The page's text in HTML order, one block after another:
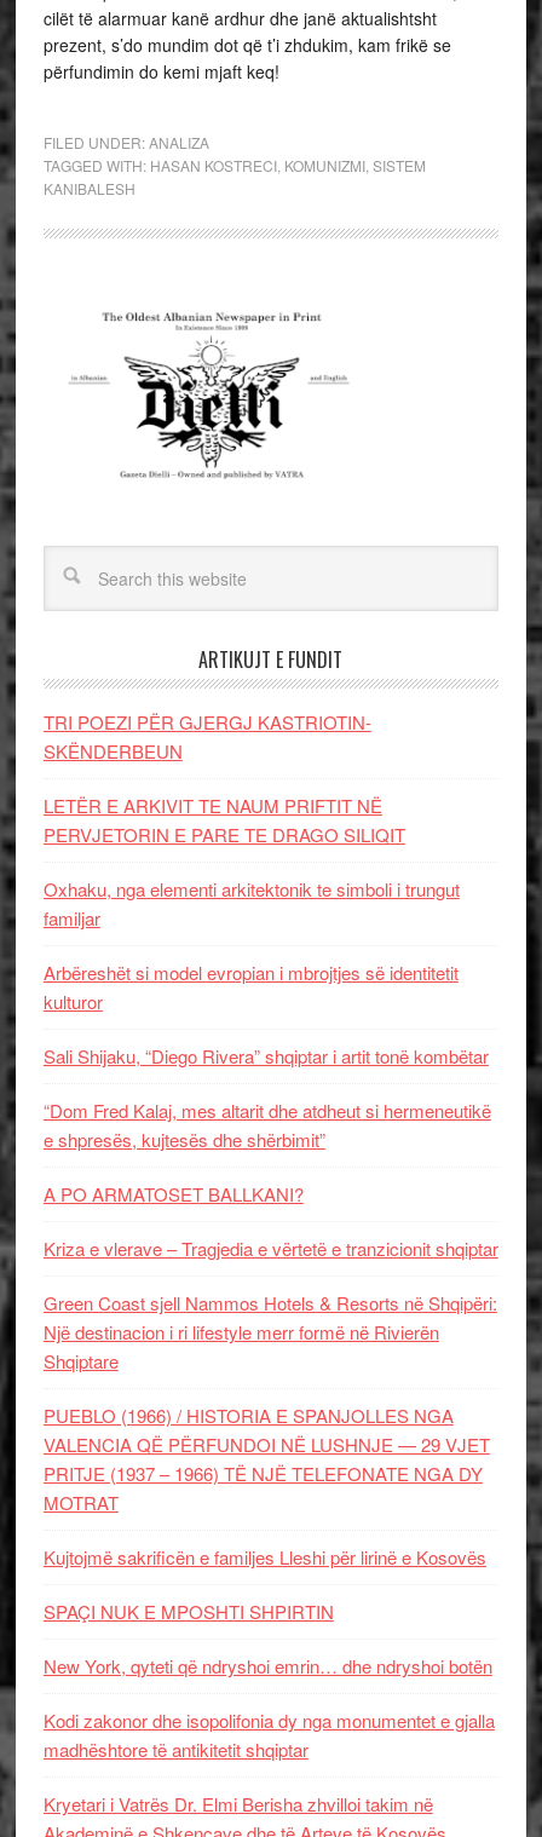
cilët të alarmuar kanë ardhur dhe janë aktualishtsht
prezent, s’do mundim dot që t’i zhdukim, kam frikë se
përfundimin do kemi mjaft keq!
FILED UNDER:ANALIZA
TAGGED WITH: HASAN KOSTRECI, KOMUNIZMI, SISTEM
KANIBALESH
ARTIKUJT E FUNDIT
TRI POEZI PËR GJERGJ KASTRIOTIN-
SKËNDERBEUN
LETËR E ARKIVIT TE NAUM PRIFTIT NË
PERVJETORIN E PARE TE DRAGO SILIQIT
Oxhaku, nga elementi arkitektonik te simboli i trungut
familjar
Arbëreshët si model evropian i mbrojtjes së identitetit
kulturor
Sali Shijaku, “Diego Rivera” shqiptar i artit tonë kombëtar
“Dom Fred Kalaj, mes altarit dhe atdheut si hermeneutikë
e shpresës, kujtesës dhe shërbimit”
A PO ARMATOSET BALLKANI?
Kriza e vlerave – Tragjedia e vërtetë e tranzicionit shqiptar
Green Coast sjell Nammos Hotels & Resorts në Shqipëri:
Një destinacion i ri lifestyle merr formë në Rivierën
Shqiptare
PUEBLO (1966) / HISTORIA E SPANJOLLES NGA
VALENCIA QË PËRFUNDOI NË LUSHNJE — 29 VJET
PRITJE (1937 – 1966) TË NJË TELEFONATE NGA DY
MOTRAT
Kujtojmë sakrificën e familjes Lleshi për lirinë e Kosovës
SPAÇI NUK E MPOSHTI SHPIRTIN
New York, qyteti që ndryshoi emrin… dhe ndryshoi botën
Kodi zakonor dhe isopolifonia dy nga monumentet e gjalla
madhështore të antikitetit shqiptar
Kryetari i Vatrës Dr. Elmi Berisha zhvilloi takim në